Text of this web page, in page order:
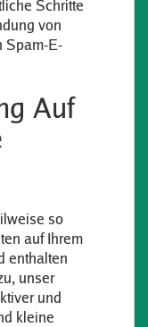
Schritte
von
Spam-E-
Auf
so
auf Ihrem
enthalten
unser
und
kleine